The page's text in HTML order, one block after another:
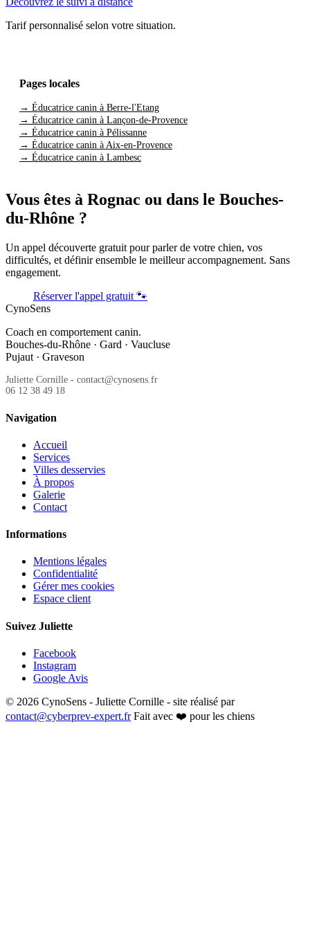
Tarif personnalisé selon votre situation.
Pages locales
→ Éducatrice canin à Berre-l'Etang
→ Éducatrice canin à Lançon-de-Provence
→ Éducatrice canin à Pélissanne
→ Éducatrice canin à Aix-en-Provence
→ Éducatrice canin à Lambesc
Vous êtes à Rognac ou dans le Bouches-
du-Rhône ?
Un appel découverte gratuit pour parler de votre chien, vos
difficultés, et définir ensemble le meilleur accompagnement. Sans
engagement.
Réserver l'appel gratuit 🐾
CynoSens
Coach en comportement canin.
Bouches-du-Rhône · Gard · Vaucluse
Pujaut · Graveson
Juliette Cornille - contact@cynosens.fr
06 12 38 49 18
Navigation
Accueil
Services
Villes desservies
À propos
Galerie
Contact
Informations
Mentions légales
Confidentialité
Gérer mes cookies
Espace client
Suivez Juliette
Facebook
Instagram
Google Avis
© 2026 CynoSens - Juliette Cornille - site réalisé par
contact@cyberprev-expert.fr Fait avec ❤️ pour les chiens